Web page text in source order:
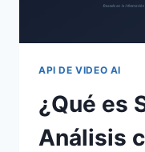
API DE VIDEO AI
¿Qué es
Análisis